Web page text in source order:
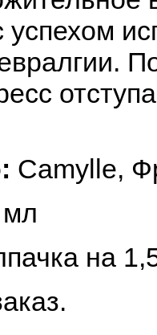
успехом
Camylle,
на